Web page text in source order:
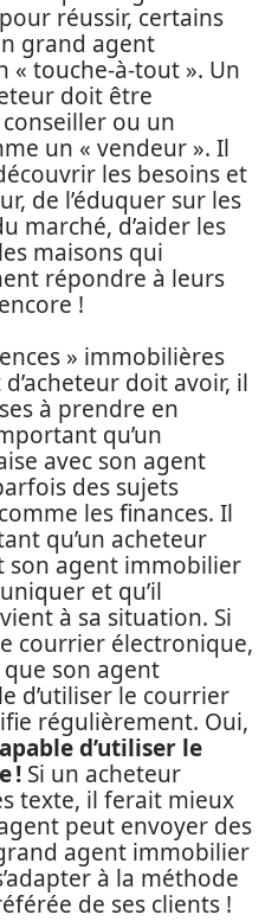
réussir, certains
grand agent
touche-à-tout ». Un
doit être
ou un
un « vendeur ». Il
les besoins et
de l’éduquer sur les
marché, d’aider les
maisons qui
répondre à leurs
!
» immobilières
doit avoir, il
à prendre en
qu’un
avec son agent
des sujets
les finances. Il
qu’un acheteur
son agent immobilier
et qu’il
à sa situation. Si
courrier électronique,
que son agent
d’utiliser le courrier
régulièrement. Oui,
d’utiliser le
! Si un acheteur
texte, il ferait mieux
peut envoyer des
agent immobilier
à la méthode
de ses clients !